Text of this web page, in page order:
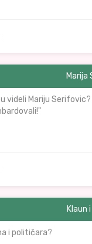
Marija
videli Mariju Serifovic?
Klaun
i političara?